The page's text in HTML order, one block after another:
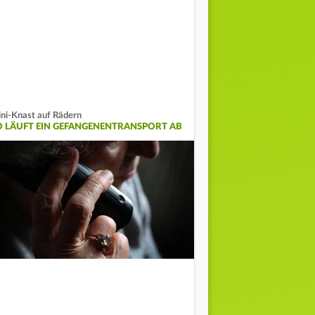
Knast auf Rädern
LÄUFT EIN GEFANGENENTRANSPORT AB